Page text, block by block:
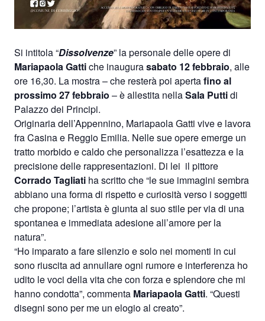
Si intitola “Dissolvenze” la personale delle opere di
Mariapaola Gattiche inaugurasabato 12 febbraio, alle
ore 16,30. La mostra – che resterà poi apertafino al
prossimo 27 febbraio – è allestita nellaSala Puttidi
Palazzo dei Principi.
Originaria dell’Appennino, Mariapaola Gatti vive e lavora
fra Casina e Reggio Emilia. Nelle sue opere emerge un
tratto morbido e caldo che personalizza l’esattezza e la
precisione delle rappresentazioni. Di lei il pittore
Corrado Tagliati ha scritto che “le sue immagini sembra
abbiano una forma di rispetto e curiosità verso i soggetti
che propone; l’artista è giunta al suo stile per via di una
spontanea e immediata adesione all’amore per la
natura”.
“Ho imparato a fare silenzio e solo nei momenti in cui
sono riuscita ad annullare ogni rumore e interferenza ho
udito le voci della vita che con forza e splendore che mi
hanno condotta”, commenta Mariapaola Gatti. “Questi
disegni sono per me un elogio al creato”.